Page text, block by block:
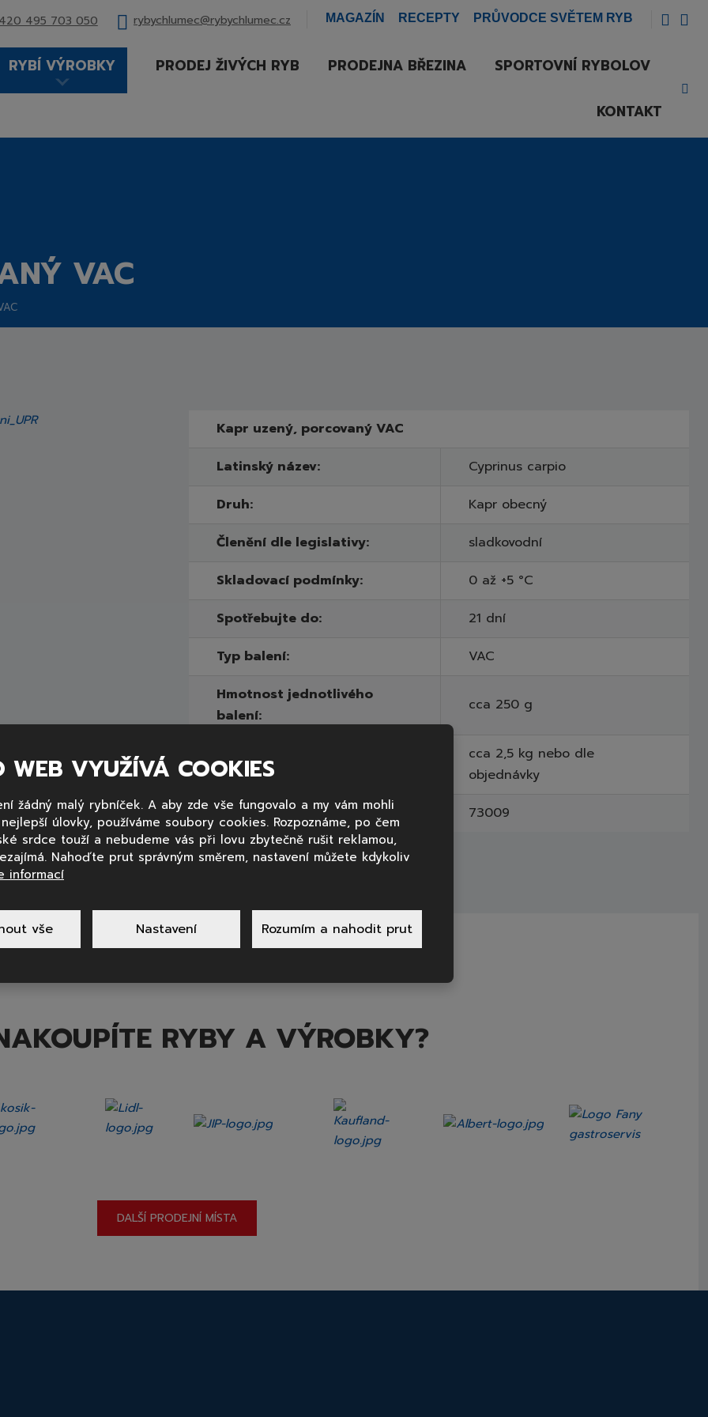
495 703 050 rybychlumec@rybychlumec.cz MAGAZÍN RECEPTY PRŮVODCE SVĚTEM RYB
RYBÍ VÝROBKY PRODEJ ŽIVÝCH RYB PRODEJNA BŘEZINA SPORTOVNÍ RYBOLOV
KONTAKT
VAC
Kapr uzený, porcovaný VAC
Latinský název:
Cyprinus carpio
Druh:
Kapr obecný
Členění dle legislativy:
sladkovodní
Skladovací podmínky:
0 až +5 °C
Spotřebujte do:
21 dní
Typ balení:
VAC
Hmotnost jednotlivého
balení:
cca 250 g
balení:
cca 2,5 kg nebo dle
objednávky
Objednávkové číslo:
73009
RYBY A VÝROBKY?
DALŠÍ PRODEJNÍ MÍSTA
WEB VYUŽÍVÁ COOKIES
žádný malý rybníček. A aby zde vše fungovalo a my vám mohli
úlovky, používáme soubory cookies. Rozpoznáme, po čem
srdce touží a nebudeme vás při lovu zbytečně rušit reklamou,
Nahoďte prut správným směrem, nastavení můžete kdykoliv
informací
vše Nastavení Rozumím a nahodit prut